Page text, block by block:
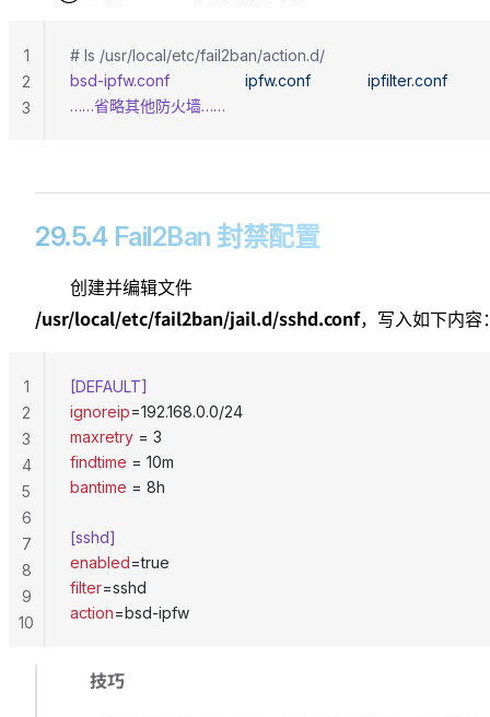
# ls /usr/local/etc/fail2ban/action.d/
bsd-ipfw.conf
					ipfw.conf
				ipfilter.conf
……省略其他防火墙……
1
2
3
29.5.4 Fail2Ban 封禁配置
创建并编辑文件
/usr/local/etc/fail2ban/jail.d/sshd.conf，写入如下内容
[DEFAULT]
ignoreip=192.168.0.0/24
maxretry = 3
findtime = 10m
bantime = 8h
[sshd]
enabled=true
filter=sshd
action=bsd-ipfw
1
2
3
4
5
6
7
8
9
10
技巧